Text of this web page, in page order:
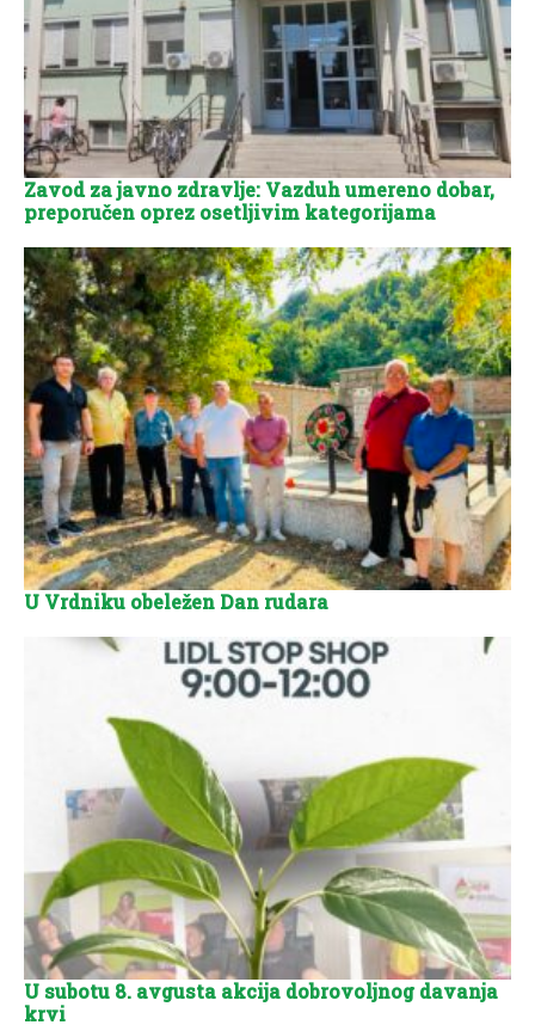
Zavod za javno zdravlje: Vazduh umereno dobar,
preporučen oprez osetljivim kategorijama
U Vrdniku obeležen Dan rudara
U subotu 8. avgusta akcija dobrovoljnog davanja
krvi